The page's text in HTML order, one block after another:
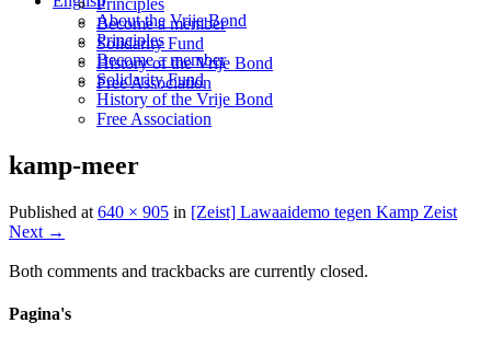
Principles
Become a member
Solidarity Fund
History of the Vrije Bond
Free Association
About the Vrije Bond
Principles
Become a member
Solidarity Fund
History of the Vrije Bond
Free Association
kamp-meer
Published at 640 × 905 in [Zeist] Lawaaidemo tegen Kamp Zeist
Next →
Both comments and trackbacks are currently closed.
Pagina's